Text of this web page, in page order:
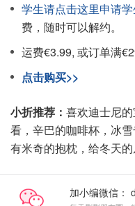
学生请点击这里申请
费，随时可以解约。
运费€3.99, 或订单满
点击购买>>
小折推荐： 喜欢迪士尼
看，辛巴的咖啡杯，冰
有米奇的抱枕，给冬天的
加小编微信：